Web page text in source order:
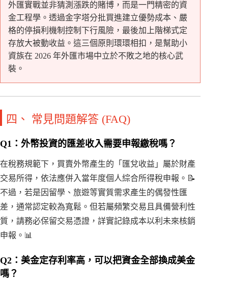
外匯實戰並非猜測漲跌的賭博，而是一門精密的資
金工程學。透過金字塔分批買進建立優勢成本、嚴
格的停損利機制控制下行風險，最後加上階梯式定
存放大被動收益。這三個原則環環相扣，是幫助小
資族在 2026 年外匯市場中立於不敗之地的核心武
裝。
四、 常見問題解答 (FAQ)
Q1：外幣投資的匯差收入需要申報繳稅嗎？
在稅務規範下，買賣外幣產生的「匯兌收益」屬於財產
交易所得，依法應併入當年度個人綜合所得稅申報。📝
不過，若是因留學、旅遊等實質需求產生的偶發性匯
差，通常認定較為寬鬆。但若屬頻繁交易且具備營利性
質，請務必保留交易憑證，詳實記錄成本以利未來核銷
申報。📊
Q2：美金定存利率高，可以把資金全部換成美金
嗎？